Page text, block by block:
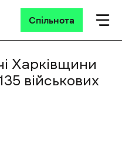
Спільнота
Харківщини
військових